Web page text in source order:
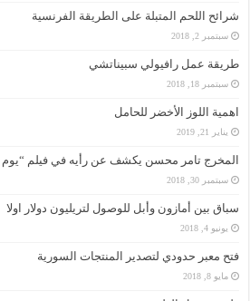
شرائح اللحم المتبلة على الطريقة الفرنسية
سبتمبر 2, 2018
طريقة عمل رافيولي سبيناتشي
سبتمبر 18, 2018
اهمية اللوز الأخضر للحامل
يناير 21, 2019
المخرج تامر محسن يكشف عن رأيه في فيلم “يوم
سبتمبر 30, 2018
سباق بين أمازون وأبل للوصول لتريليون دولار اولا
يونيو 4, 2018
فتح معبر حدودي لتصدير المنتجات السورية
مايو 8, 2018